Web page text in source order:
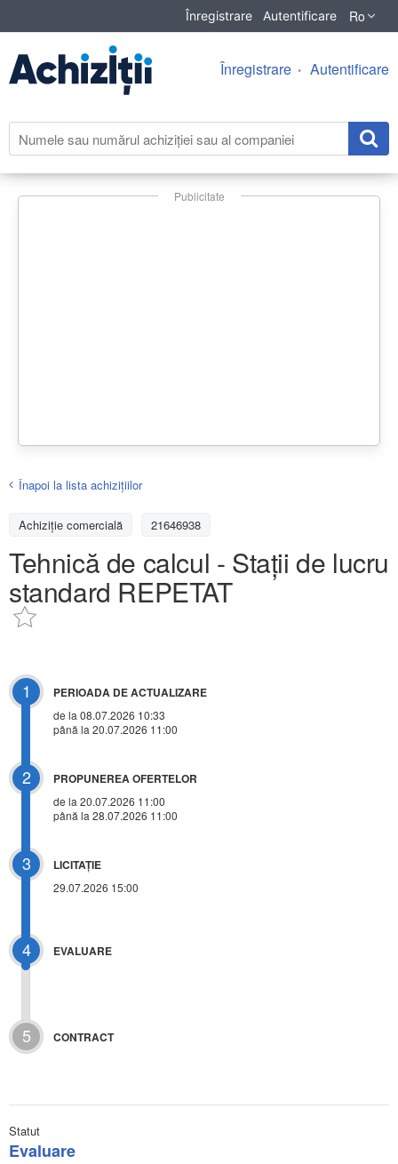
Înregistrare Autentificare Ro
Înregistrare Autentificare
Publicitate
Înapoi la lista achiziţiilor
Achizițiе comercială 21646938
Tehnică de calcul - Stații de lucru
standard REPETAT
1 PERIOADA DE ACTUALIZARE
de la 08.07.2026 10:33
până la 20.07.2026 11:00
2 PROPUNEREA OFERTELOR
de la 20.07.2026 11:00
până la 28.07.2026 11:00
3 LICITAŢIE
29.07.2026 15:00
4 EVALUARE
5 CONTRACT
Statut
Evaluare